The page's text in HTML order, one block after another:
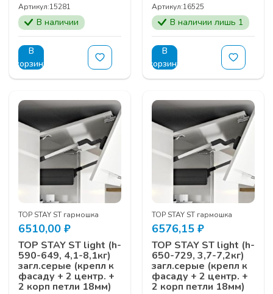
Артикул:15281
В наличии
В
корзину
Артикул:16525
В наличии лишь 1
В
корзину
TOP STAY ST гармошка
6510,00 ₽
TOP STAY ST light (h-
590-649, 4,1-8,1кг)
загл.серые (крепл к
фасаду + 2 центр. +
2 корп петли 18мм)
TOP STAY ST гармошка
6576,15 ₽
TOP STAY ST light (h-
650-729, 3,7-7,2кг)
загл.серые (крепл к
фасаду + 2 центр. +
2 корп петли 18мм)